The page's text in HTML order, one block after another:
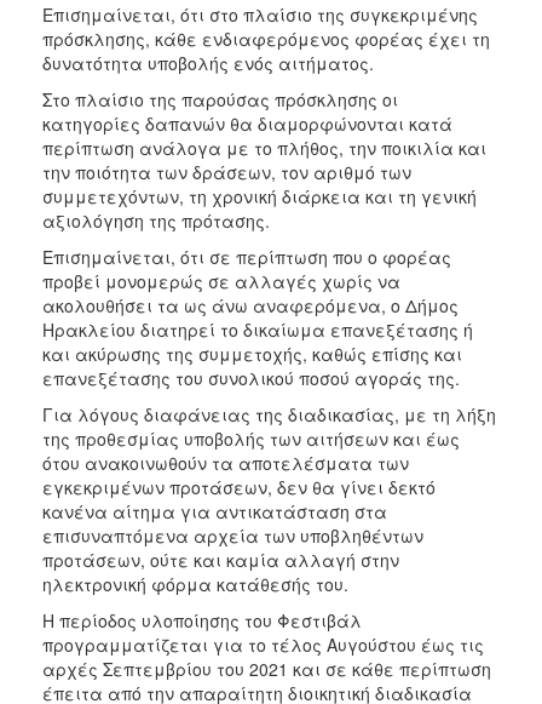
Επισημαίνεται, ότι στο πλαίσιο της συγκεκριμένης
πρόσκλησης, κάθε ενδιαφερόμενος φορέας έχει τη
δυνατότητα υποβολής ενός αιτήματος.
Στο πλαίσιο της παρούσας πρόσκλησης οι
κατηγορίες δαπανών θα διαμορφώνονται κατά
περίπτωση ανάλογα με το πλήθος, την ποικιλία και
την ποιότητα των δράσεων, τον αριθμό των
συμμετεχόντων, τη χρονική διάρκεια και τη γενική
αξιολόγηση της πρότασης.
Επισημαίνεται, ότι σε περίπτωση που ο φορέας
προβεί μονομερώς σε αλλαγές χωρίς να
ακολουθήσει τα ως άνω αναφερόμενα, ο Δήμος
Ηρακλείου διατηρεί το δικαίωμα επανεξέτασης ή
και ακύρωσης της συμμετοχής, καθώς επίσης και
επανεξέτασης του συνολικού ποσού αγοράς της.
Για λόγους διαφάνειας της διαδικασίας, με τη λήξη
της προθεσμίας υποβολής των αιτήσεων και έως
ότου ανακοινωθούν τα αποτελέσματα των
εγκεκριμένων προτάσεων, δεν θα γίνει δεκτό
κανένα αίτημα για αντικατάσταση στα
επισυναπτόμενα αρχεία των υποβληθέντων
προτάσεων, ούτε και καμία αλλαγή στην
ηλεκτρονική φόρμα κατάθεσής του.
Η περίοδος υλοποίησης του Φεστιβάλ
προγραμματίζεται για το τέλος Αυγούστου έως τις
αρχές Σεπτεμβρίου του 2021 και σε κάθε περίπτωση
έπειτα από την απαραίτητη διοικητική διαδικασία